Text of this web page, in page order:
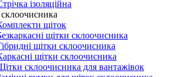
ізоляційна
щіток
щітки склоочисника
щітки склоочисника
щітки склоочисника
склоочисника для вантажівок